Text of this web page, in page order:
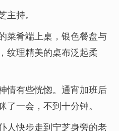
持。
菜肴端上桌，银色餐盘与
纹理精美的桌布泛起柔
情有些恍惚。通宵加班后
一会，不到十分钟。
人快步走到宁芝身旁的老